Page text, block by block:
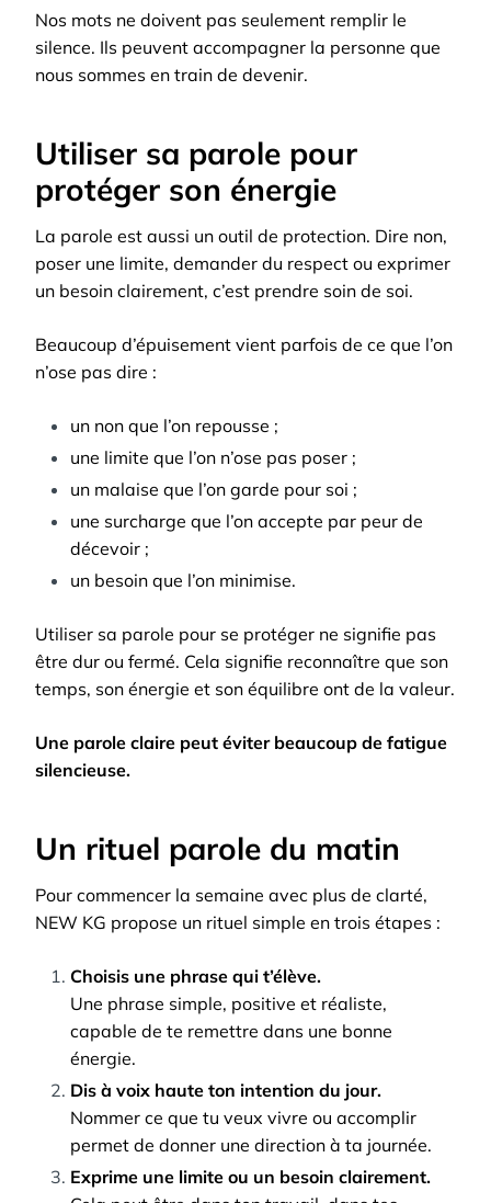
Nos mots ne doivent pas seulement remplir le
silence. Ils peuvent accompagner la personne que
nous sommes en train de devenir.
Utiliser sa parole pour
protéger son énergie
La parole est aussi un outil de protection. Dire non,
poser une limite, demander du respect ou exprimer
un besoin clairement, c’est prendre soin de soi.
Beaucoup d’épuisement vient parfois de ce que l’on
n’ose pas dire :
un non que l’on repousse ;
une limite que l’on n’ose pas poser ;
un malaise que l’on garde pour soi ;
une surcharge que l’on accepte par peur de
décevoir ;
un besoin que l’on minimise.
Utiliser sa parole pour se protéger ne signifie pas
être dur ou fermé. Cela signifie reconnaître que son
temps, son énergie et son équilibre ont de la valeur.
Une parole claire peut éviter beaucoup de fatigue
silencieuse.
Un rituel parole du matin
Pour commencer la semaine avec plus de clarté,
NEW KG propose un rituel simple en trois étapes :
Choisis une phrase qui t’élève.
Une phrase simple, positive et réaliste,
capable de te remettre dans une bonne
énergie.
Dis à voix haute ton intention du jour.
Nommer ce que tu veux vivre ou accomplir
permet de donner une direction à ta journée.
Exprime une limite ou un besoin clairement.